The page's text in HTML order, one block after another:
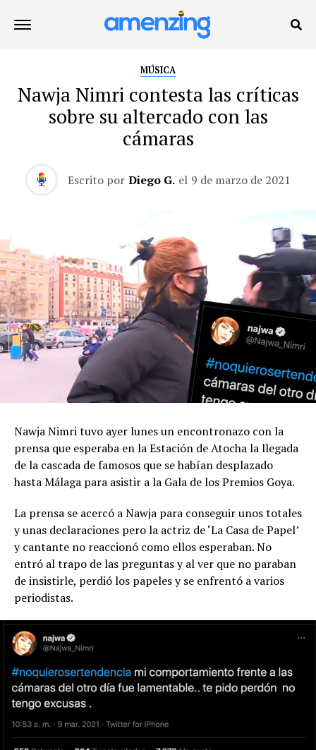
MÚSICA
Nawja Nimri contesta las críticas
sobre su altercado con las
cámaras
Escrito por Diego G. el 9 de marzo de 2021
Nawja Nimri tuvo ayer lunes un encontronazo con la
prensa que esperaba en la Estación de Atocha la llegada
de la cascada de famosos que se habían desplazado
hasta Málaga para asistir a la Gala de los Premios Goya.
La prensa se acercó a Nawja para conseguir unos totales
y unas declaraciones pero la actriz de ‘La Casa de Papel’
y cantante no reaccionó como ellos esperaban. No
entró al trapo de las preguntas y al ver que no paraban
de insistirle, perdió los papeles y se enfrentó a varios
periodistas.